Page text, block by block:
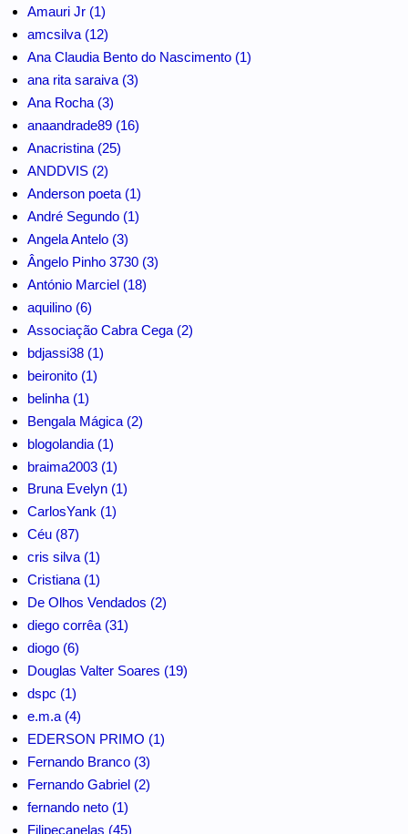
Amauri Jr (1)
amcsilva (12)
Ana Claudia Bento do Nascimento (1)
ana rita saraiva (3)
Ana Rocha (3)
anaandrade89 (16)
Anacristina (25)
ANDDVIS (2)
Anderson poeta (1)
André Segundo (1)
Angela Antelo (3)
Ângelo Pinho 3730 (3)
António Marciel (18)
aquilino (6)
Associação Cabra Cega (2)
bdjassi38 (1)
beironito (1)
belinha (1)
Bengala Mágica (2)
blogolandia (1)
braima2003 (1)
Bruna Evelyn (1)
CarlosYank (1)
Céu (87)
cris silva (1)
Cristiana (1)
De Olhos Vendados (2)
diego corrêa (31)
diogo (6)
Douglas Valter Soares (19)
dspc (1)
e.m.a (4)
EDERSON PRIMO (1)
Fernando Branco (3)
Fernando Gabriel (2)
fernando neto (1)
Filipecanelas (45)